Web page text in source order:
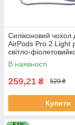
Силіконовий чохол
AirPods Pro 2 Light
світло-
В наявності
259,21 ₴ 529 ₴
Купити